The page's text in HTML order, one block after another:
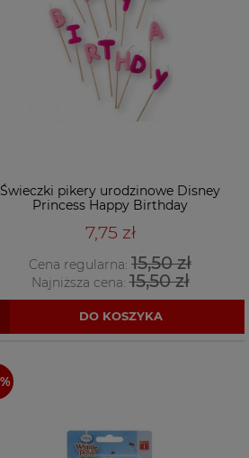
Świeczki pikery urodzinowe Disney
Princess Happy Birthday
7,75 zł
Cena regularna: 15,50 zł
Najniższa cena:15,50 zł
DO KOSZYKA